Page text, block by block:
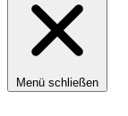
Menü schließen